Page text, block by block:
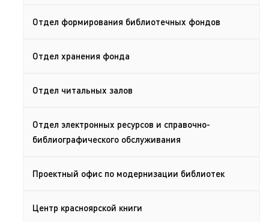
Отдел формирования библиотечных фондов
Отдел хранения фонда
Отдел читальных залов
Отдел электронных ресурсов и справочно-
библиографического обслуживания
Проектный офис по модернизации библиотек
Центр красноярской книги